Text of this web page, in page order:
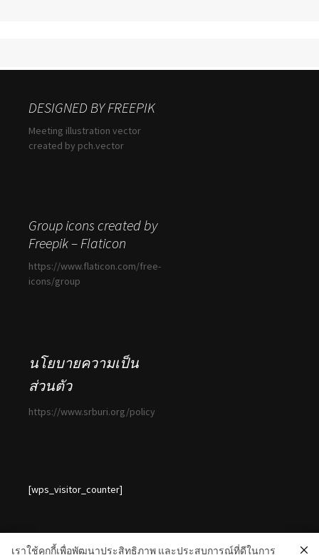
DESIGNED BY FREEPIK
Meeting illustration vector
created by pch.vector
Group icons created by
Freepik – Flaticon
https://www.flaticon.com/free-
icons/group
นโยบายความเป็น
ส่วนตัว
https://www.srburi.org/policy
[wps_visitor_counter]
เราใช้คุกกี้เพื่อพัฒนาประสิทธิภาพ และประสบการณ์ที่ดีในการ